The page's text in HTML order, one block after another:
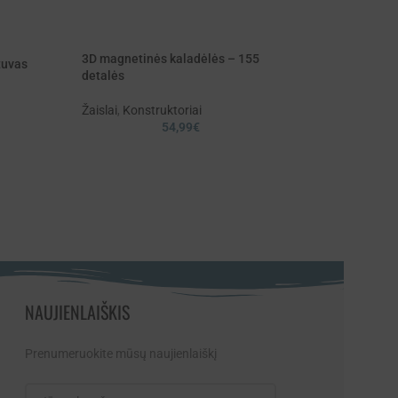
3D magnetinės kaladėlės – 155
detalės
Žaislai, Konstruktoriai
54,99€
NAUJIENLAIŠKIS
Prenumeruokite mūsų naujienlaiškį